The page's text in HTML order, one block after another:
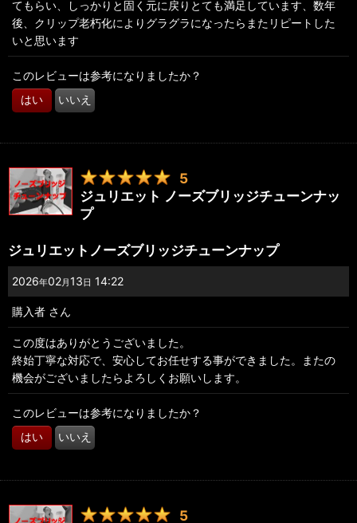
てもらい、しっかりと固く元に戻りとても満足しています、数年
後、クリップ老朽化によりグラグラになったらまたリピートした
いと思います
このレビューは参考になりましたか？
はい いいえ
5
ジュリエット ノーズブリッジチューンナッ
プ
ジュリエットノーズブリッジチューンナップ
2026年02月 13日 14:22
購入者 さん
この度はありがとうございました。
終始丁寧な対応で、安心してお任せする事ができました。またの
機会がございましたらよろしくお願いします。
このレビューは参考になりましたか？
はい いいえ
5